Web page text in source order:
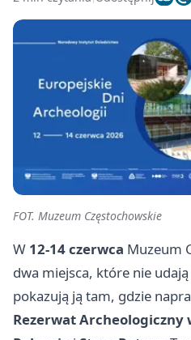
FOT. Muzeum Częstochowskie
W 12-14 czerwca Muzeum
dwa miejsca, które nie
pokazują ją tam, gdzie
Rezerwat Archeologiczny